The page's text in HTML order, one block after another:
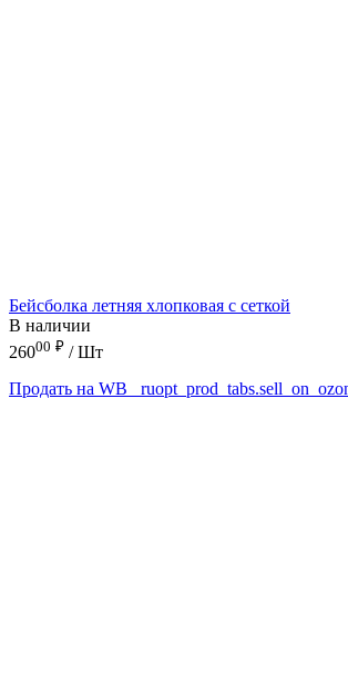
Бейсболка летняя хлопковая с сеткой
В наличии
26000 ₽ / Шт
Продать на WB